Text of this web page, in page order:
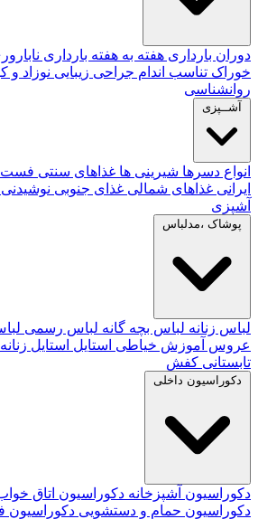
دوران بارداری هفته به هفته بارداری
خوراک تناسب اندام جراحی زیبایی نوزاد و
روانشناسی
آشــپزی
انواع دسرها شیرینی ها غذاهای سنتی فست
ایرانی غذاهای شمالی غذای جنوبی
آشپزی
پوشاک ،مدلباس
لباس زنانه لباس بچه گانه لباس رسمی
عروس آموزش خیاطی استایل استایل زنانه
تابستانی کفش
دکوراسیون داخلی
دکوراسیون آشپزخانه دکوراسیون اتاق
دکوراسیون حمام و دستشویی دکوراسیون